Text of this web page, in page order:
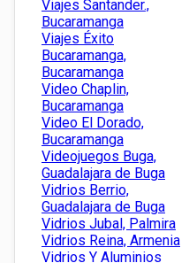
Viajes Santander.,
Bucaramanga
Viajes Éxito
Bucaramanga,
Bucaramanga
Video Chaplin,
Bucaramanga
Video El Dorado,
Bucaramanga
Videojuegos Buga,
Guadalajara de Buga
Vidrios Berrio,
Guadalajara de Buga
Vidrios Jubal, Palmira
Vidrios Reina, Armenia
Vidrios Y Aluminios